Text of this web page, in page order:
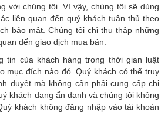
với chúng tôi. Vì vậy, chúng tôi sẽ dùng
liên quan đến quý khách tuân thủ theo
bảo mật. Chúng tôi chỉ thu thập những
đến giao dịch mua bán.
tin của khách hàng trong thời gian luật
mục đích nào đó. Quý khách có thể truy
duyệt mà không cần phải cung cấp chi
khách đang ẩn danh và chúng tôi không
khách không đăng nhập vào tài khoản